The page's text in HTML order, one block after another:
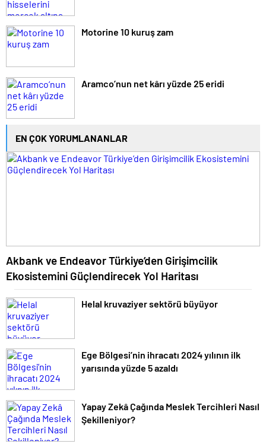
Motorine 10 kuruş zam
Aramco’nun net kârı yüzde 25 eridi
EN ÇOK YORUMLANANLAR
Akbank ve Endeavor Türkiye’den Girişimcilik
Ekosistemini Güçlendirecek Yol Haritası
Helal kruvaziyer sektörü büyüyor
Ege Bölgesi’nin ihracatı 2024 yılının ilk
yarısında yüzde 5 azaldı
Yapay Zekâ Çağında Meslek Tercihleri Nasıl
Şekilleniyor?